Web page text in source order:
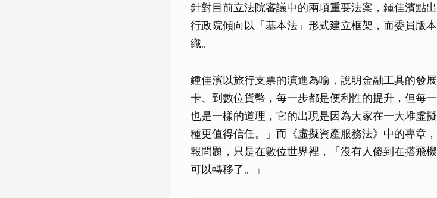
針對目前立法院審議中的兩項重要法案，鍾佳濱點
行政院傾向以「基本法」形式建立框架，而委員版
織。
鍾佳濱以旅行支票的演進為喻，說明金融工具的發
卡、到數位貨幣，每一步都是便利性的提升，但每
也是一樣的道理，它的出現是因為大家在一大堆虛
種更值得信任。」而《虛擬資產服務法》中的專章
報問題，只是在數位世界裡，「沒有人傻到在搭飛
可以轉移了。」